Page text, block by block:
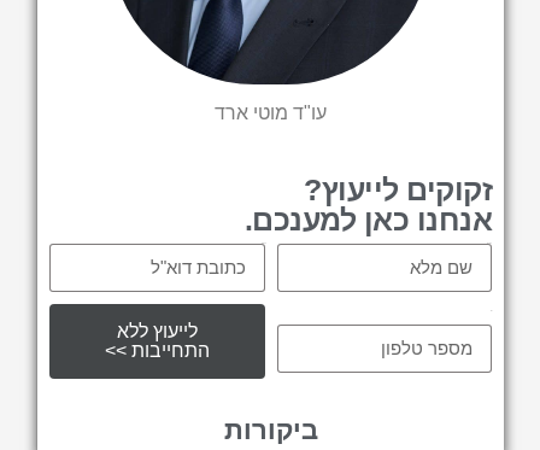
עו"ד מוטי ארד
זקוקים לייעוץ?
אנחנו כאן למענכם.
לייעוץ ללא
התחייבות >>
ביקורות